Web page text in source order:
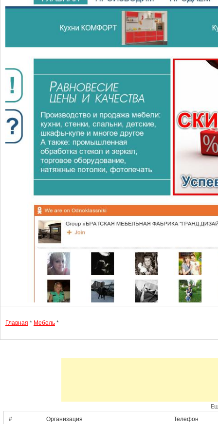
Главная * Мебель *
# Организация Телефон